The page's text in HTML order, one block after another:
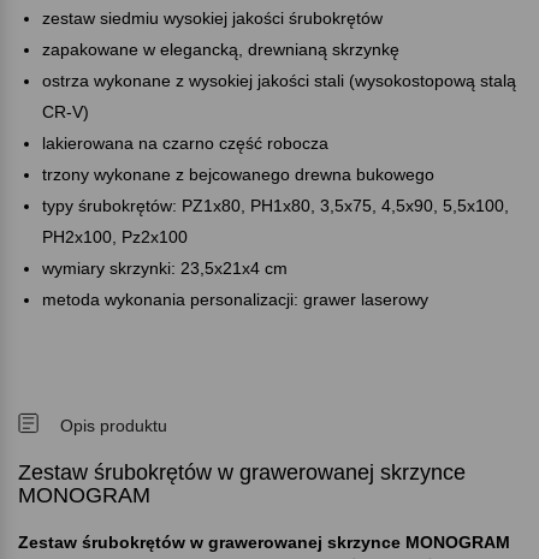
zestaw siedmiu wysokiej jakości śrubokrętów
zapakowane w elegancką, drewnianą skrzynkę
ostrza wykonane z wysokiej jakości stali (wysokostopową stalą
CR-V)
lakierowana na czarno część robocza
trzony wykonane z bejcowanego drewna bukowego
typy śrubokrętów: PZ1x80, PH1x80, 3,5x75, 4,5x90, 5,5x100,
PH2x100, Pz2x100
wymiary skrzynki: 23,5x21x4 cm
metoda wykonania personalizacji: grawer laserowy
Opis produktu
Zestaw śrubokrętów w grawerowanej skrzynce
MONOGRAM
Zestaw śrubokrętów w grawerowanej skrzynce MONOGRAM